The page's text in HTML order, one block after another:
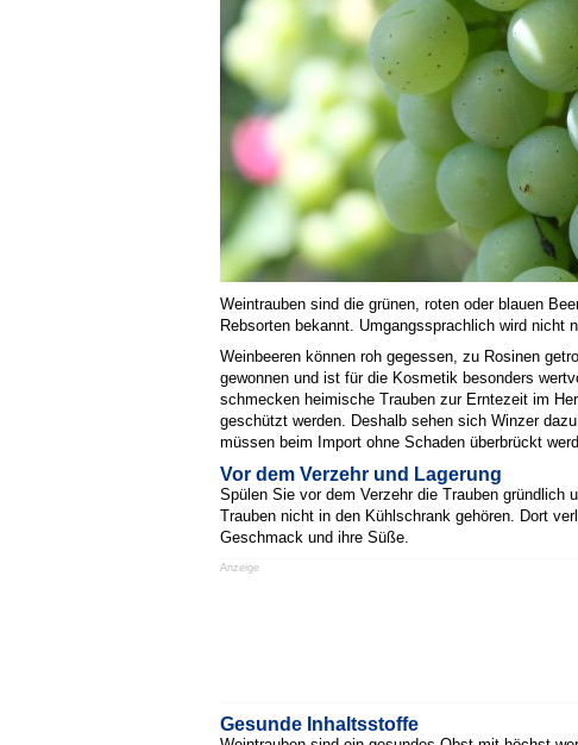
Weintrauben sind die grünen, roten oder blauen
Rebsorten bekannt. Umgangssprachlich wird nicht
Weinbeeren können roh gegessen, zu Rosinen
gewonnen und ist für die Kosmetik besonders
schmecken heimische Trauben zur Erntezeit im
geschützt werden. Deshalb sehen sich Winzer
müssen beim Import ohne Schaden überbrückt
Vor dem Verzehr und Lagerung
Spülen Sie vor dem Verzehr die Trauben gründlich
Trauben nicht in den Kühlschrank gehören. Dort
Geschmack und ihre Süße.
Anzeige
Gesunde Inhaltsstoffe